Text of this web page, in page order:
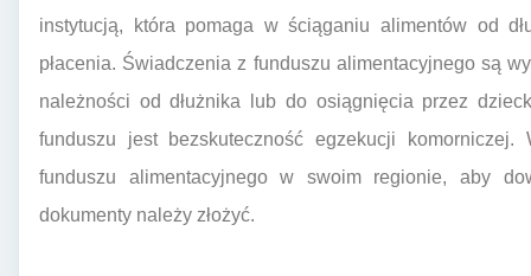
instytucją, która pomaga w ściąganiu alimentów od
płacenia. Świadczenia z funduszu alimentacyjnego są
należności od dłużnika lub do osiągnięcia przez
funduszu jest bezskuteczność egzekucji
funduszu alimentacyjnego w swoim regionie, aby
dokumenty należy złożyć.